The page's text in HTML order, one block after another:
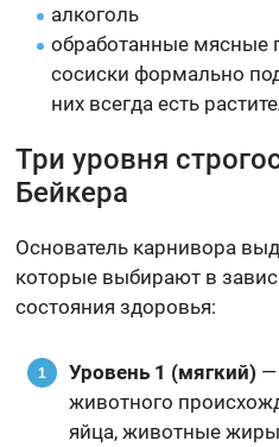
алкоголь
обработанные мясные
сосиски формально
них всегда есть
Три уровня
Бейкера
Основатель карнивора
которые выбирают в
состояния здоровья:
Уровень 1 (мягкий) —
животного
яйца, животные